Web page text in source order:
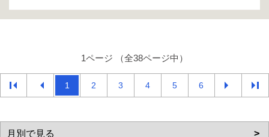
1ページ （全38ページ中）
1 2 3 4 5 6